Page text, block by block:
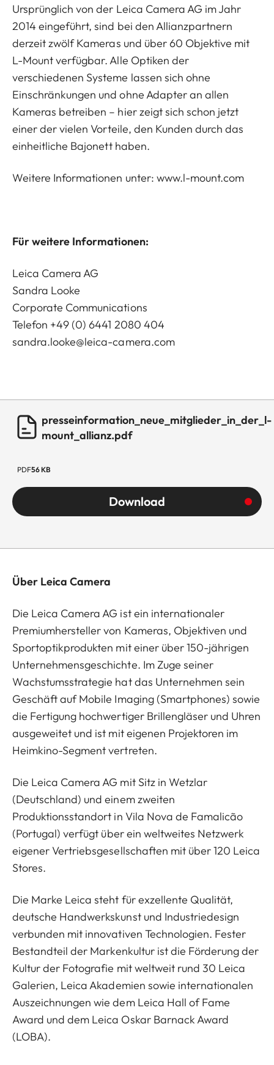
Ursprünglich von der Leica Camera AG im Jahr
2014 eingeführt, sind bei den Allianzpartnern
derzeit zwölf Kameras und über 60 Objektive mit
L-Mount verfügbar. Alle Optiken der
verschiedenen Systeme lassen sich ohne
Einschränkungen und ohne Adapter an allen
Kameras betreiben – hier zeigt sich schon jetzt
einer der vielen Vorteile, den Kunden durch das
einheitliche Bajonett haben.
Weitere Informationen unter: www.l-mount.com
Für weitere Informationen:
Leica Camera AG
Sandra Looke
Corporate Communications
Telefon +49 (0) 6441 2080 404
sandra.looke@leica-camera.com
presseinformation_neue_mitglieder_in_der_l-
mount_allianz.pdf
PDF56 KB
Download
Über Leica Camera
Die Leica Camera AG ist ein internationaler
Premiumhersteller von Kameras, Objektiven und
Sportoptikprodukten mit einer über 150-jährigen
Unternehmensgeschichte. Im Zuge seiner
Wachstumsstrategie hat das Unternehmen sein
Geschäft auf Mobile Imaging (Smartphones) sowie
die Fertigung hochwertiger Brillengläser und Uhren
ausgeweitet und ist mit eigenen Projektoren im
Heimkino-Segment vertreten.
Die Leica Camera AG mit Sitz in Wetzlar
(Deutschland) und einem zweiten
Produktionsstandort in Vila Nova de Famalicão
(Portugal) verfügt über ein weltweites Netzwerk
eigener Vertriebsgesellschaften mit über 120 Leica
Stores.
Die Marke Leica steht für exzellente Qualität,
deutsche Handwerkskunst und Industriedesign
verbunden mit innovativen Technologien. Fester
Bestandteil der Markenkultur ist die Förderung der
Kultur der Fotografie mit weltweit rund 30 Leica
Galerien, Leica Akademien sowie internationalen
Auszeichnungen wie dem Leica Hall of Fame
Award und dem Leica Oskar Barnack Award
(LOBA).